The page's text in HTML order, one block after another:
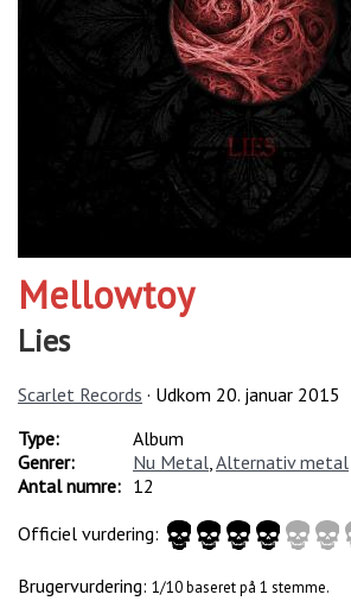
Mellowtoy
Lies
Scarlet Records · Udkom 20. januar 2015
Type:
Album
Genrer:
Nu Metal Alternativ metal
Antal numre: 12
Officiel vurdering:
Brugervurdering: 1/10 baseret på 1 stemme.